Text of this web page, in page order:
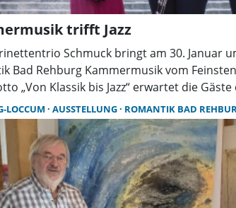
trifft Jazz
Schmuck bringt am 30. Januar
Bad Rehburg Kammermusik vom
„Von Klassik bis Jazz“ erwartet die Gäste
Programm mit Klassik,
moderiert und virtuos gespielt.
LOCCUM AUSSTELLUNG ROMANTIK BAD